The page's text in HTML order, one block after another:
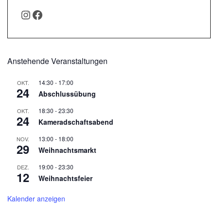
INSTAGRAM
FACEBOOK
Anstehende Veranstaltungen
OKT.
24
14:30 - 17:00
Abschlussübung
OKT.
24
18:30 -23:30
Kameradschaftsabend
NOV.
29
13:00 - 18:00
Weihnachtsmarkt
DEZ.
12
19:00 -23:30
Weihnachtsfeier
Kalender anzeigen